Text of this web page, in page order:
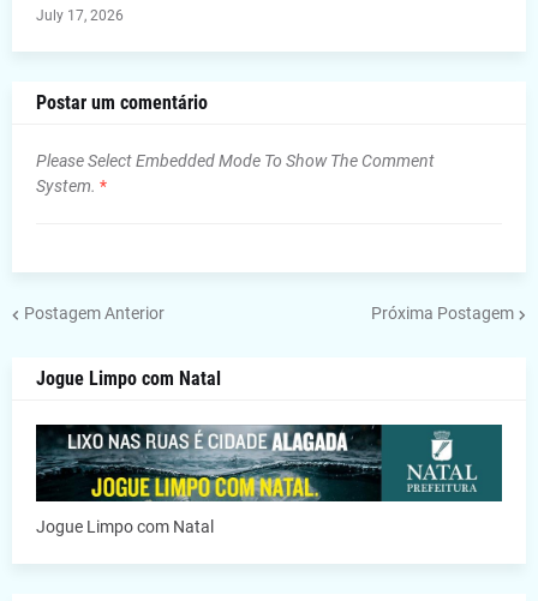
July 17, 2026
Postar um comentário
Please Select Embedded Mode To Show The Comment
System. *
Postagem Anterior Próxima Postagem
Jogue Limpo com Natal
Jogue Limpo com Natal